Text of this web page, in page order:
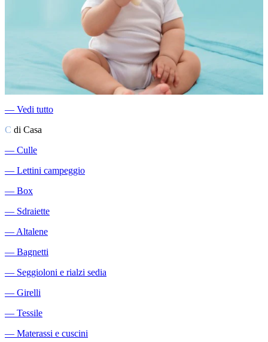
― Vedi tutto
C di Casa
― Culle
― Lettini campeggio
― Box
― Sdraiette
―Altalene
― Bagnetti
― Seggioloni e rialzi sedia
― Girelli
― Tessile
― Materassi e cuscini